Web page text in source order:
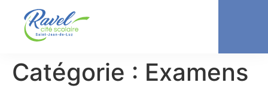
Catégorie : Examens